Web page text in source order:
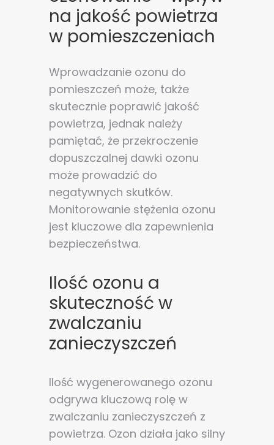
na jakość powietrza
w pomieszczeniach
Wprowadzanie ozonu do
pomieszczeń może, także
skutecznie poprawić jakość
powietrza, jednak należy
pamiętać, że przekroczenie
dopuszczalnej dawki ozonu
może prowadzić do
negatywnych skutków.
Monitorowanie stężenia ozonu
jest kluczowe dla zapewnienia
bezpieczeństwa.
Ilość ozonu a
skuteczność w
zwalczaniu
zanieczyszczeń
Ilość wygenerowanego ozonu
odgrywa kluczową rolę w
zwalczaniu zanieczyszczeń z
powietrza. Ozon działa jako silny